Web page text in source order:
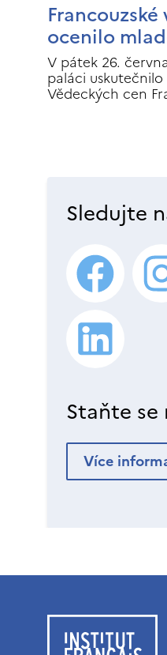
ocenilo
V pátek 26.
paláci
Vědeckých cen
Sledujte
Staňte
Více